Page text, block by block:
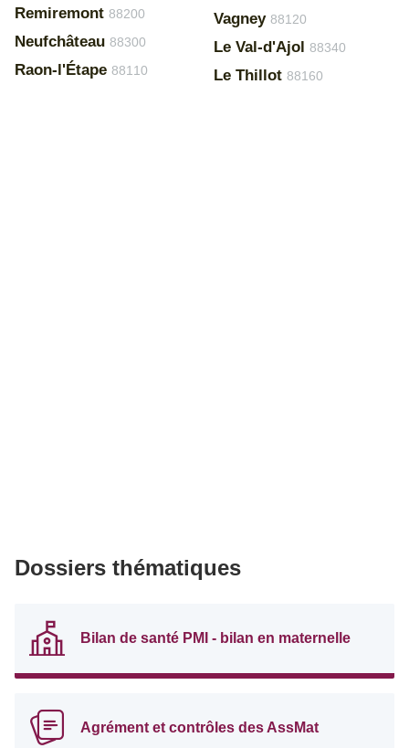
Remiremont 88200
Neufchâteau 88300
Raon-l'Étape 88110
Vagney 88120
Le Val-d'Ajol 88340
Le Thillot 88160
Dossiers thématiques
Bilan de santé PMI - bilan en maternelle
Agrément et contrôles des AssMat